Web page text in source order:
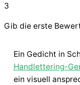
3
Gib die erste
Ein Gedicht in
Handlettering-
ein visuell